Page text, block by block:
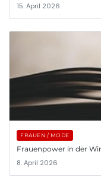
15. April 2026
FRAUEN / MODE
Frauenpower in der
8. April 2026